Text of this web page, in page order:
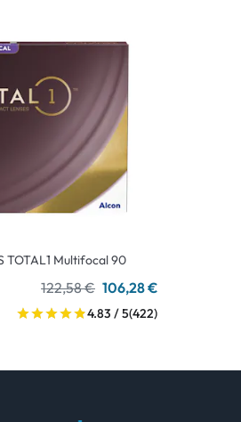
TOTAL1 Multifocal 90
122,58 € 106,28 €
4.83 / 5(422)